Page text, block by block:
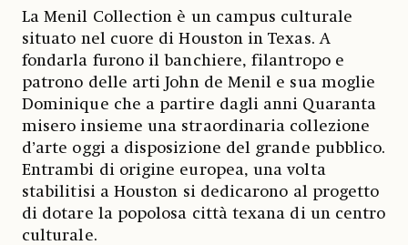
La Menil Collection è un campus culturale
situato nel cuore di Houston in Texas. A
fondarla furono il banchiere, filantropo e
patrono delle arti John de Menil e sua moglie
Dominique che a partire dagli anni Quaranta
misero insieme una straordinaria collezione
d’arte oggi a disposizione del grande pubblico.
Entrambi di origine europea, una volta
stabilitisi a Houston si dedicarono al progetto
di dotare la popolosa città texana di un centro
culturale.